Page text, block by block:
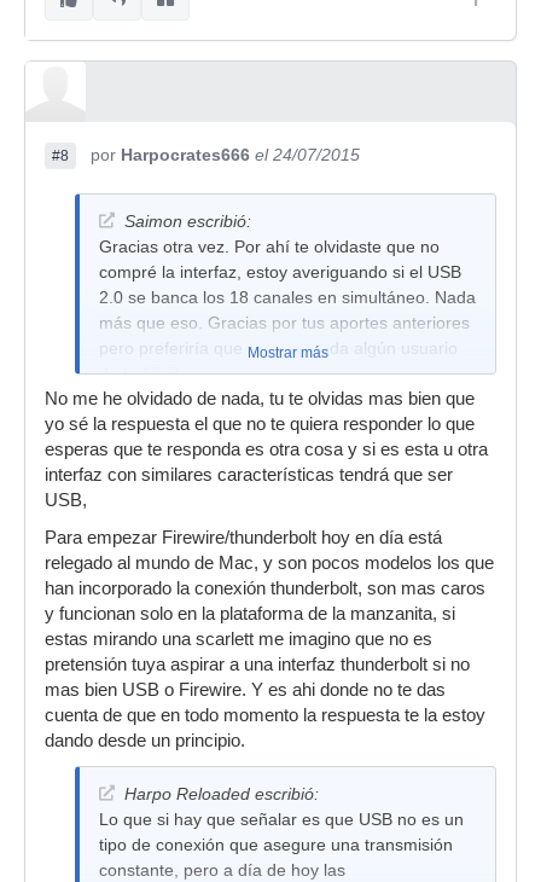
#8 por Harpocrates666 el 24/07/2015
Saimon escribió:
Gracias otra vez. Por ahí te olvidaste que no
compré la interfaz, estoy averiguando si el USB
2.0 se banca los 18 canales en simultáneo. Nada
más que eso. Gracias por tus aportes anteriores
pero preferiría que me responda algún usuario
de la 18 i8.
Mostrar más
No me he olvidado de nada, tu te olvidas mas bien que
yo sé la respuesta el que no te quiera responder lo que
esperas que te responda es otra cosa y si es esta u otra
interfaz con similares características tendrá que ser
USB,
Para empezar Firewire/thunderbolt hoy en día está
relegado al mundo de Mac, y son pocos modelos los que
han incorporado la conexión thunderbolt, son mas caros
y funcionan solo en la plataforma de la manzanita, si
estas mirando una scarlett me imagino que no es
pretensión tuya aspirar a una interfaz thunderbolt si no
mas bien USB o Firewire. Y es ahi donde no te das
cuenta de que en todo momento la respuesta te la estoy
dando desde un principio.
Harpo Reloaded escribió:
Lo que si hay que señalar es que USB no es un
tipo de conexión que asegure una transmisión
constante, pero a día de hoy las